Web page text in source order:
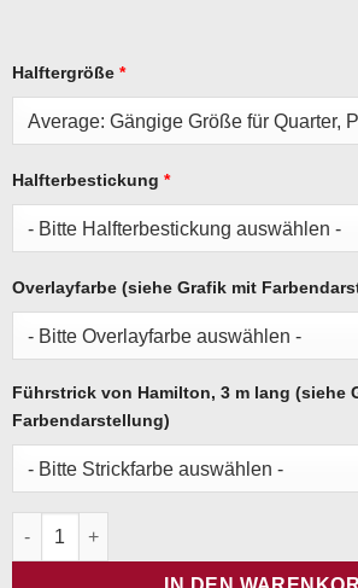
Halftergröße*
Halfterbestickung *
Overlayfarbe (siehe Grafik mit
Führstrick von Hamilton, 3 m lang (siehe
Farbendarstellung)
Halfter Hamilton - Weinrot Menge